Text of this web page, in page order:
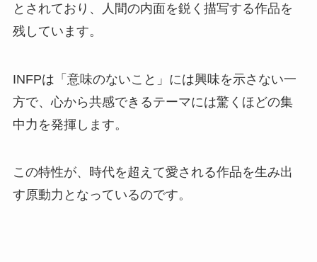
とされており、人間の内面を鋭く描写する作品を
残しています。
INFPは「意味のないこと」には興味を示さない一
方で、心から共感できるテーマには驚くほどの集
中力を発揮します。
この特性が、時代を超えて愛される作品を生み出
す原動力となっているのです。